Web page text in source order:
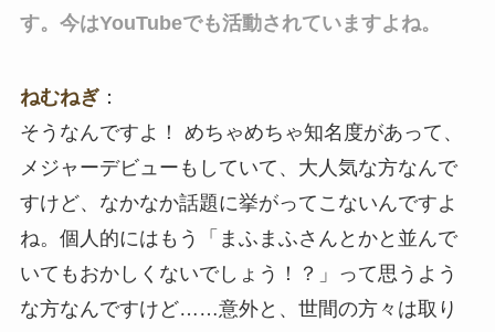
す。今はYouTubeでも活動されていますよね。
ねむねぎ：
そうなんですよ！ めちゃめちゃ知名度があって、
メジャーデビューもしていて、大人気な方なんで
すけど、なかなか話題に挙がってこないんですよ
ね。個人的にはもう「まふまふさんとかと並んで
いてもおかしくないでしょう！？」って思うよう
な方なんですけど……意外と、世間の方々は取り